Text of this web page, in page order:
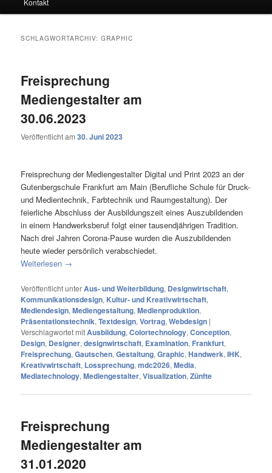
SCHLAGWORTARCHIV:GRAPHIC
Freisprechung
Mediengestalter am
30.06.2023
Veröffentlicht am30. Juni 2023
Freisprechung der Mediengestalter Digital und Print 2023 an der
Gutenbergschule Frankfurt am Main (Berufliche Schule für Druck-
und Medientechnik, Farbtechnik und Raumgestaltung). Der
feierliche Abschluss der Ausbildungszeit eines Auszubildenden
in einem Handwerksberuf folgt einer tausendjährigen Tradition.
Nach drei Jahren Corona-Pause wurden die Auszubildenden
heute wieder persönlich verabschiedet.
Weiterlesen →
Veröffentlicht unterAus- und Weiterbildung, Designwirtschaft,
Kommunikationsdesign, Kultur- und Kreativwirtschaft,
Mediendesign,Mediengestaltung,Medienproduktion,
Präsentationstechnik,Textdesign,Vortrag,Webdesign |
Verschlagwortet mitAusbildung,Colortechnology,Conception,
Design, Designer,designwirtschaft, Examination, Frankfurt,
Freisprechung,Gautschen,Gestaltung,Graphic,Handwerk,IHK,
Kreativwirtschaft, Lossprechung,mdc2026,Media,
Mediatechnology,Mediengestalter,Visualization,Zünfte
Freisprechung
Mediengestalter am
31.01.2020